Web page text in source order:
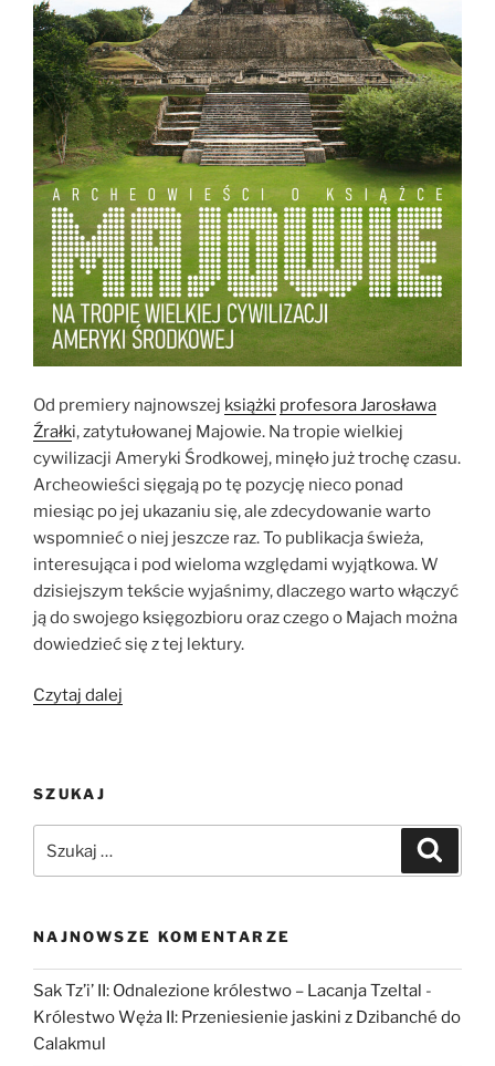
Od premiery najnowszej książki profesora Jarosława
Źrałki, zatytułowanej Majowie. Na tropie wielkiej
cywilizacji Ameryki Środkowej, minęło już trochę czasu.
Archeowieści sięgają po tę pozycję nieco ponad
miesiąc po jej ukazaniu się, ale zdecydowanie warto
wspomnieć o niej jeszcze raz. To publikacja świeża,
interesująca i pod wieloma względami wyjątkowa. W
dzisiejszym tekście wyjaśnimy, dlaczego warto włączyć
ją do swojego księgozbioru oraz czego o Majach można
dowiedzieć się z tej lektury.
Czytaj dalej
tropie
cywilizacji
Środkowej””
SZUKAJ
NAJNOWSZE KOMENTARZE
Sak Tz’i’ II: Odnalezione królestwo – Lacanja Tzeltal -
Królestwo Węża II: Przeniesienie jaskini z Dzibanché do
Calakmul